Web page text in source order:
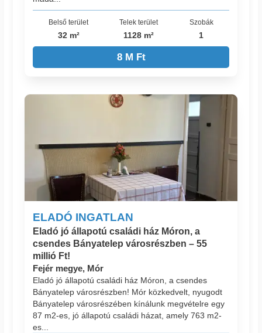
Belső terület
32 m²
Telek terület
1128 m²
Szobák
1
8 M Ft
ELADÓ INGATLAN
Eladó jó állapotú családi ház Móron, a
csendes Bányatelep városrészben – 55
millió Ft!
Fejér megye, Mór
Eladó jó állapotú családi ház Móron, a csendes
Bányatelep városrészben! Mór közkedvelt, nyugodt
Bányatelep városrészében kínálunk megvételre egy
87 m2-es, jó állapotú családi házat, amely 763 m2-
es...